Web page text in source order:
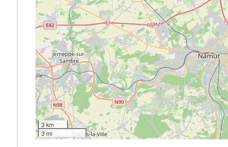
3 km
3 mi